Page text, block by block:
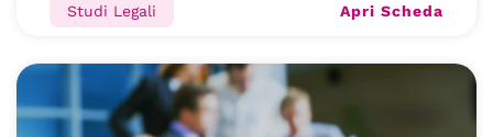
Studi Legali Apri Scheda